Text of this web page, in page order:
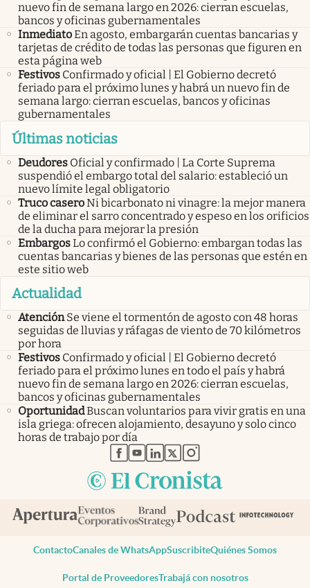
nuevo fin de semana largo en 2026: cierran escuelas,
bancos y oficinas gubernamentales
InmediatoEn agosto, embargarán cuentas bancarias y
tarjetas de crédito de todas las personas que figuren en
esta página web
Festivos Confirmado y oficial | El Gobierno decretó
feriado para el próximo lunes y habrá un nuevo fin de
semana largo: cierran escuelas, bancos y oficinas
gubernamentales
Últimas noticias
Deudores Oficial y confirmado | La Corte Suprema
suspendió el embargo total del salario: estableció un
nuevo límite legal obligatorio
Truco caseroNi bicarbonato ni vinagre: la mejor manera
de eliminar el sarro concentrado y espeso en los orificios
de la ducha para mejorar la presión
EmbargosLo confirmó el Gobierno: embargan todas las
cuentas bancarias y bienes de las personas que estén en
este sitio web
Actualidad
Atención Se viene el tormentón de agosto con 48 horas
seguidas de lluvias y ráfagas de viento de 70 kilómetros
por hora
Festivos Confirmado y oficial | El Gobierno decretó
feriado para el próximo lunes en todo el país y habrá
nuevo fin de semana largo en 2026: cierran escuelas,
bancos y oficinas gubernamentales
OportunidadBuscan voluntarios para vivir gratis en una
isla griega: ofrecen alojamiento, desayuno y solo cinco
horas de trabajo por día
abre en nueva pestaña
abre en nueva pestaña
abre en nueva pestaña
abre en nueva pestaña
abre en nueva pestaña
ContactoCanales de WhatsAppSuscribiteQuiénes Somos
Portal de ProveedoresTrabajá con nosotros